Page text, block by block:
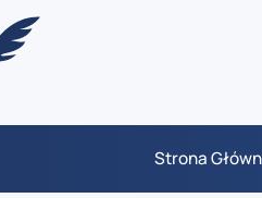
Strona